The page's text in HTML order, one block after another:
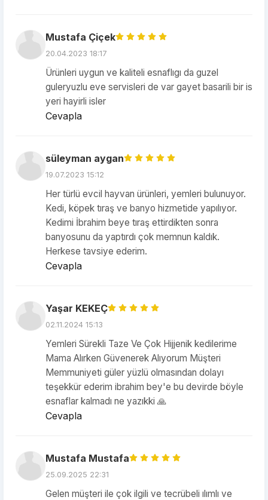
Mustafa Çiçek
20.04.2023 18:17
Ürünleri uygun ve kaliteli esnaflıgı da guzel
guleryuzlu eve servisleri de var gayet basarili bir is
yeri hayirli isler
Cevapla
süleyman aygan
19.07.2023 15:12
Her türlü evcil hayvan ürünleri, yemleri bulunuyor.
Kedi, köpek tıraş ve banyo hizmetide yapılıyor.
Kedimi İbrahim beye tıraş ettirdikten sonra
banyosunu da yaptırdı çok memnun kaldık.
Herkese tavsiye ederim.
Cevapla
Yaşar KEKEÇ
02.11.2024 15:13
Yemleri Sürekli Taze Ve Çok Hijjenik kedilerime
Mama Alırken Güvenerek Alıyorum Müşteri
Memmuniyeti güler yüzlü olmasından dolayı
teşekkür ederim ibrahim bey'e bu devirde böyle
esnaflar kalmadı ne yazıkki 🙏
Cevapla
Mustafa Mustafa
25.09.2025 22:31
Gelen müşteri ile çok ilgili ve tecrübeli ılımlı ve